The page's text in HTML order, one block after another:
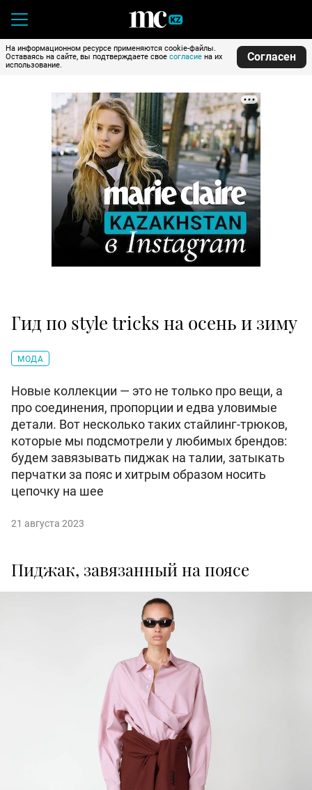
На информационном ресурсе применяются cookie-файлы.
Оставаясь на сайте, вы подтверждаете свое согласие на их
использование.
Согласен
Гид по style tricks на осень и зиму
МОДА
Новые коллекции — это не только про вещи, а
про соединения, пропорции и едва уловимые
детали. Вот несколько таких стайлинг-трюков,
которые мы подсмотрели у любимых брендов:
будем завязывать пиджак на талии, затыкать
перчатки за пояс и хитрым образом носить
цепочку на шее
21 августа 2023
Пиджак, завязанный на поясе